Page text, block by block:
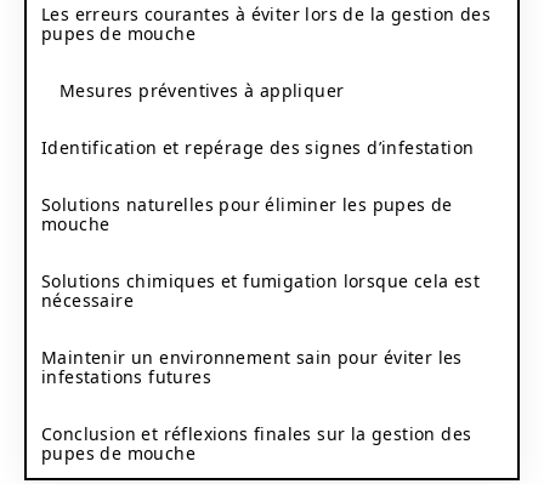
Les erreurs courantes à éviter lors de la gestion des
pupes de mouche
Mesures préventives à appliquer
Identification et repérage des signes d’infestation
Solutions naturelles pour éliminer les pupes de
mouche
Solutions chimiques et fumigation lorsque cela est
nécessaire
Maintenir un environnement sain pour éviter les
infestations futures
Conclusion et réflexions finales sur la gestion des
pupes de mouche